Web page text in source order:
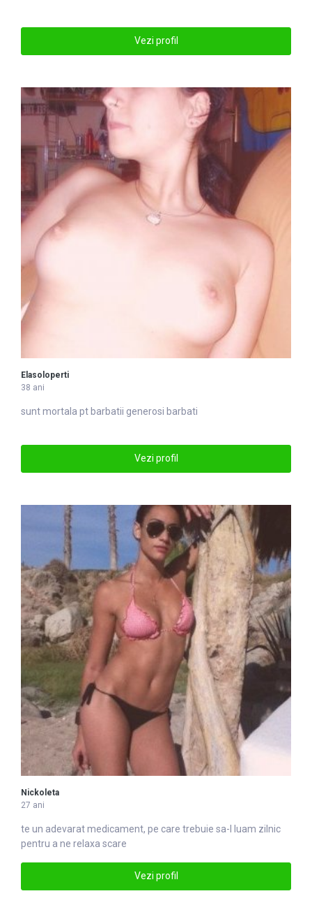
Vezi profil
Elasoloperti
38 ani
sunt mortala pt barbatii generosi barbati
Vezi profil
Nickoleta
27 ani
te un adevarat medicament, pe care trebuie sa-l luam zilnic
pentru a ne relaxa scare
Vezi profil